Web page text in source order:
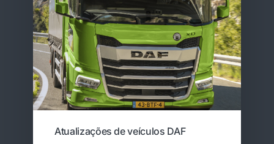
Atualizações de veículos DAF